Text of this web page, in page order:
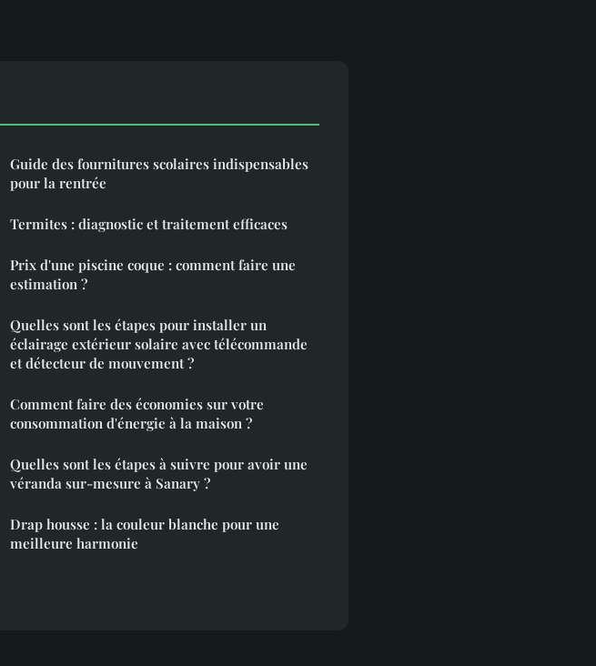
Guide des fournitures scolaires indispensables
pour la rentrée
Termites : diagnostic et traitement efficaces
Prix d'une piscine coque : comment faire une
estimation ?
Quelles sont les étapes pour installer un
éclairage extérieur solaire avec télécommande
et détecteur de mouvement ?
Comment faire des économies sur votre
consommation d'énergie à la maison ?
Quelles sont les étapes à suivre pour avoir une
véranda sur-mesure à Sanary ?
Drap housse : la couleur blanche pour une
meilleure harmonie